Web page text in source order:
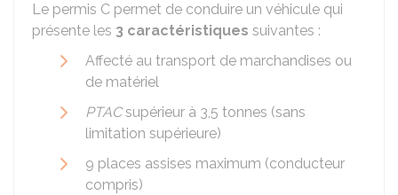
Le permis C permet de conduire un véhicule qui
présente les 3 caractéristiques suivantes :
Affecté au transport de marchandises ou
de matériel
PTACsupérieur à 3,5 tonnes (sans
limitation supérieure)
9 places assises maximum (conducteur
compris)